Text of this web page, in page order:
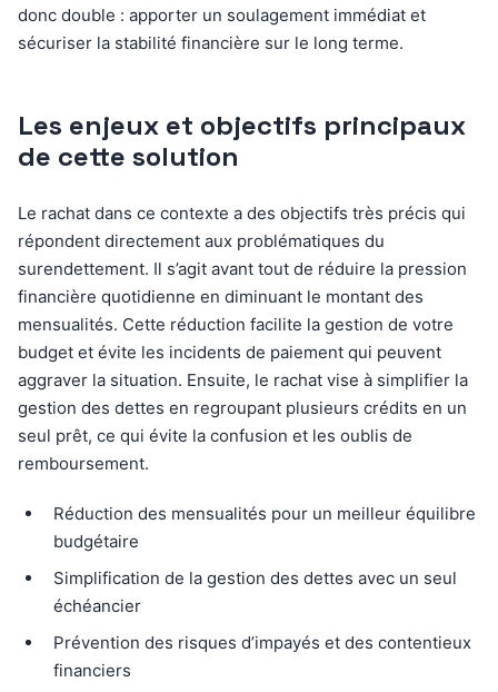
donc double : apporter un soulagement immédiat et
sécuriser la stabilité financière sur le long terme.
Les enjeux et objectifs principaux
de cette solution
Le rachat dans ce contexte a des objectifs très précis qui
répondent directement aux problématiques du
surendettement. Il s’agit avant tout de réduire la pression
financière quotidienne en diminuant le montant des
mensualités. Cette réduction facilite la gestion de votre
budget et évite les incidents de paiement qui peuvent
aggraver la situation. Ensuite, le rachat vise à simplifier la
gestion des dettes en regroupant plusieurs crédits en un
seul prêt, ce qui évite la confusion et les oublis de
remboursement.
Réduction des mensualités pour un meilleur équilibre
budgétaire
Simplification de la gestion des dettes avec un seul
échéancier
Prévention des risques d’impayés et des contentieux
financiers